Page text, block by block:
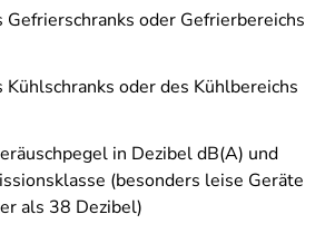
Gefrierschranks oder Gefrierbereichs
Kühlschranks oder des Kühlbereichs
in Dezibel dB(A) und
(besonders leise Geräte
als 38 Dezibel)